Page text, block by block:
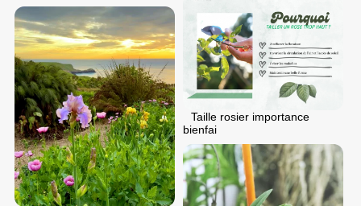
Taille rosier importance
bienfai